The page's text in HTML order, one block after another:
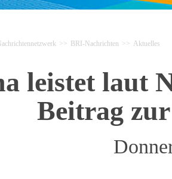
>> BRI-Nachrichten >> Aktuelles
leistet laut
Beitrag